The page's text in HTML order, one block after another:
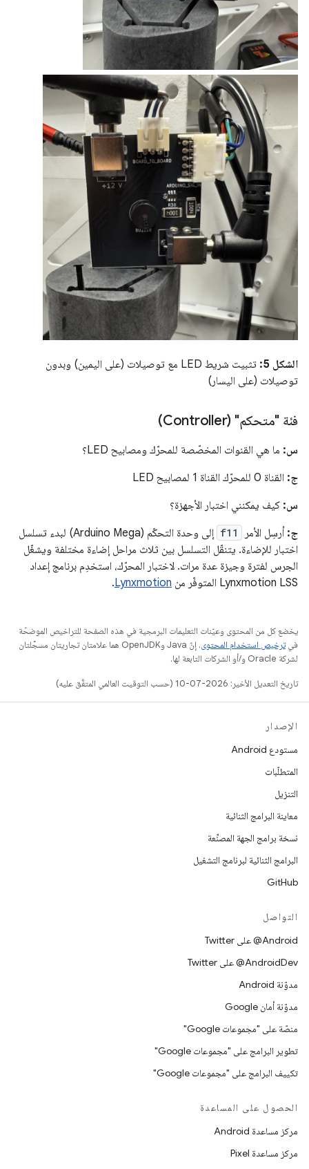
الشكل 5:
تثبيت شريط LED مع توصيلات (على اليمين) وبدون
توصيلات (على اليسار)
فئة "متحكم" (Controller)
س: ما هي القنوات المخصّصة للمحرّك ومصابيح LED؟
ج: القناة 0 للمحرّك القناة 1 لمصابيح LED
س: كيف يمكنني اختبار الأجهزة؟
ج: أرسِل الأمر f11
إلى وحدة التحكّم (Arduino Mega) لبدء تسلسل
اختبار للإضاءة. يتنقّل التسلسل بين ثلاث مراحل إضاءة مختلفة ويشغّل
الجرس لفترة وجيزة عدة مرات. لاختبار المحرّك، استخدِم برنامج إعداد
Lynxmotion LSS المتوفّر من
Lynxmotion
.
يخضع كل من المحتوى وعيّنات التعليمات البرمجية في هذه الصفحة للتراخيص الموضحّة
فيترخيص استخدام المحتوى
. إنّ Java وOpenJDK هما علامتان تجاريتان مسجَّلتان
لشركة Oracle و/أو الشركات التابعة لها.
تاريخ التعديل الأخير: 2026-07-10 (حسب التوقيت العالمي المتفَّق عليه)
الإصدار
مستودع Android
المتطلّبات
التنزيل
معاينة البرامج الثنائية
نسخة برامج الجهة المصنِّعة
البرامج الثنائية لبرنامج التشغيل
GitHub
التواصل
‎@Android على Twitter
‎@AndroidDev على Twitter
مدوّنة Android
مدوّنة أمان Google
منصّة على "مجموعات Google"
تطوير البرامج على "مجموعات Google"
تكييف البرامج على "مجموعات Google"
الحصول على المساعدة
مركز مساعدة Android
مركز مساعدة Pixel